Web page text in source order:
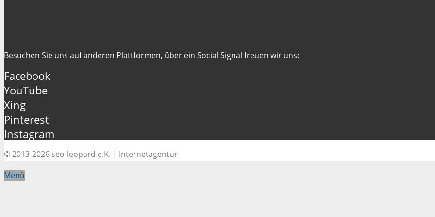
Besuchen Sie uns auf anderen Plattformen, über ein Social Signal freuen wir uns:
Facebook
YouTube
Xing
Pinterest
Instagram
© 2013-2026 seo-leopard e.K. | Internetagentur
Menü